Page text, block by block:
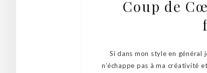
Coup de
Si dans mon style en général
n’échappe pas à ma créativité